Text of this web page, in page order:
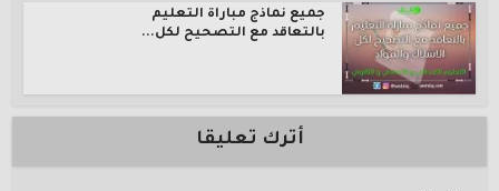
جميع نماذج مباراة التعليم
بالتعاقد مع التصحيح لكل...
أترك تعليقا